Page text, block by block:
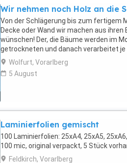
Wir nehmen noch Holz an die
Von der Schlägerung bis zum fertigem
Decke oder Wand wir machen aus
wünschen! Der, die Bäume werden im
getrockneten und danach verarbeitet je
Wolfurt, Vorarlberg
5 August
Laminierfolien gemischt
100 Laminierfolien: 25xA4, 25xA5,
100 mic, original verpackt, 5 Stück
Feldkirch, Vorarlberg